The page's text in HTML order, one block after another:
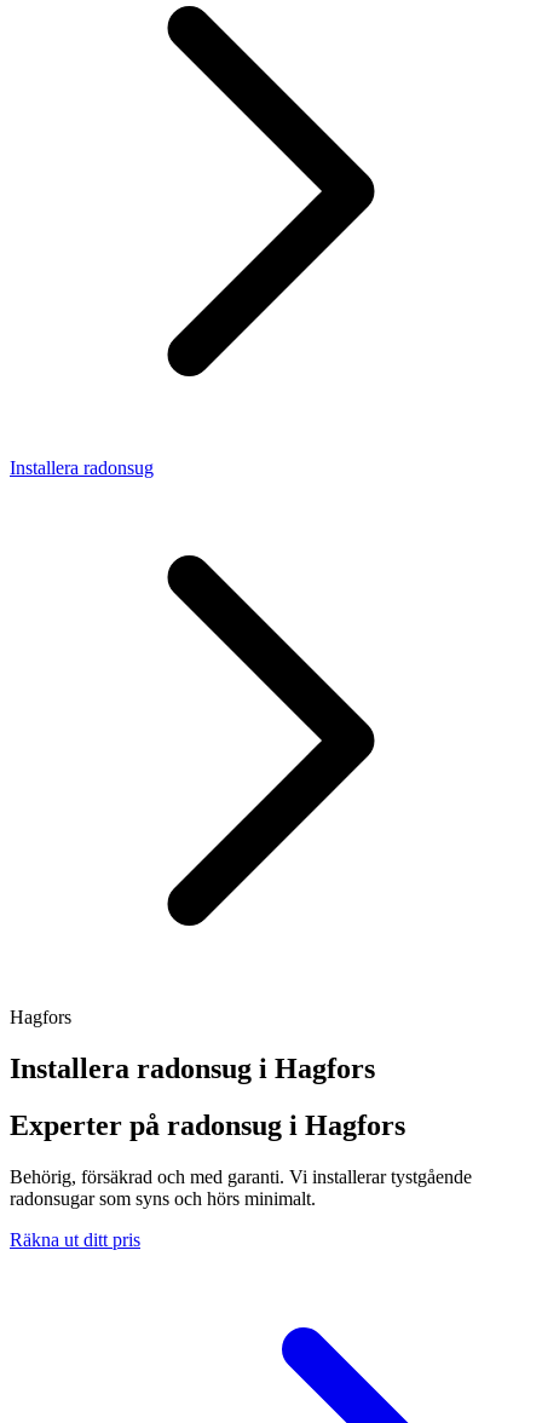
Installera radonsug
Hagfors
Installera radonsug i Hagfors
Experter på radonsug i Hagfors
Behörig, försäkrad och med garanti. Vi installerar tystgående
radonsugar som syns och hörs minimalt.
Räkna ut ditt pris